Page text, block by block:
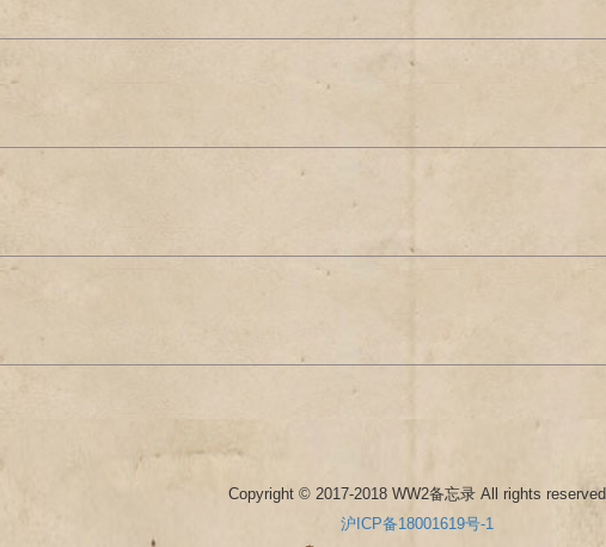
Copyright © 2017-2018 WW2备忘录 All rights reserved
沪ICP备18001619号-1